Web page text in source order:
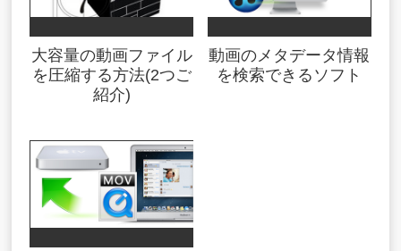
大容量の動画ファイル
を圧縮する方法(2つご
紹介)
動画のメタデータ情報
を検索できるソフト